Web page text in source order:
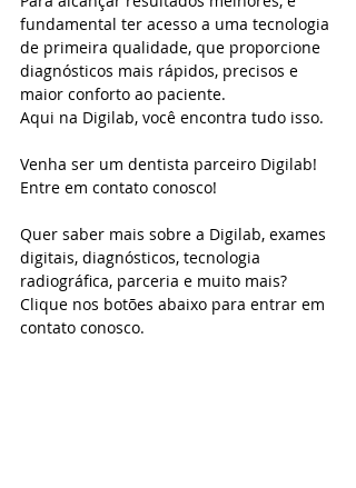
fundamental ter acesso a uma tecnologia
de primeira qualidade, que proporcione
diagnósticos mais rápidos, precisos e
maior conforto ao paciente.
Aqui na Digilab, você encontra tudo isso.
Venha ser um dentista parceiro Digilab!
Entre em contato conosco!
Quer saber mais sobre a Digilab, exames
digitais, diagnósticos, tecnologia
radiográfica, parceria e muito mais?
Clique nos botões abaixo para entrar em
contato conosco.